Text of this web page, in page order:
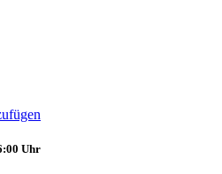
Uhr